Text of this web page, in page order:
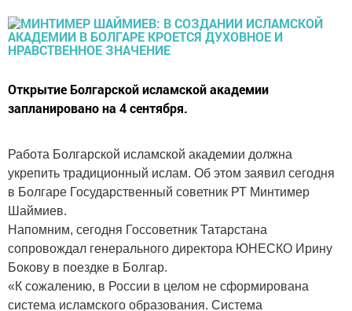
Открытие Болгарской исламской академии
запланировано на 4 сентября.
Работа Болгарской исламской академии должна
укрепить традиционный ислам. Об этом заявил сегодня
в Болгаре Государственный советник РТ Минтимер
Шаймиев.
Напомним, сегодня Госсоветник Татарстана
сопровождал генерального директора ЮНЕСКО Ирину
Бокову в поездке в Болгар.
«К сожалению, в России в целом не сформирована
система исламского образования. Система